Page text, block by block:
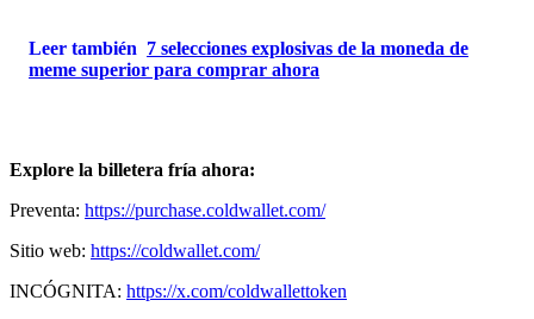
Leer también 7 selecciones explosivas de la moneda de
meme superior para comprar ahora
Explore la billetera fría ahora:
Preventa: https://purchase.coldwallet.com/
Sitio web: https://coldwallet.com/
INCÓGNITA: https://x.com/coldwallettoken